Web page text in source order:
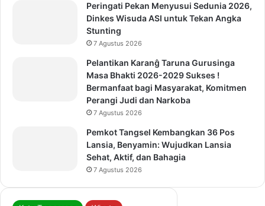
Peringati Pekan Menyusui Sedunia 2026,
Dinkes Wisuda ASI untuk Tekan Angka
Stunting
7 Agustus 2026
Pelantikan Karanĝ Taruna Gurusinga
Masa Bhakti 2026-2029 Sukses !
Bermanfaat bagi Masyarakat, Komitmen
Perangi Judi dan Narkoba
7 Agustus 2026
Pemkot Tangsel Kembangkan 36 Pos
Lansia, Benyamin: Wujudkan Lansia
Sehat, Aktif, dan Bahagia
7 Agustus 2026